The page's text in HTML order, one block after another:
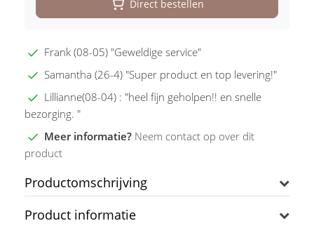
Direct bestellen
Frank (08-05) "Geweldige service"
Samantha (26-4) "Super product en top levering!"
Lillianne(08-04) : "heel fijn geholpen!! en snelle
bezorging. "
Meer informatie? Neem contact op over dit
product
Productomschrijving
Product informatie